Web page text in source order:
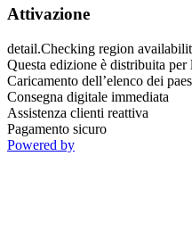
Attivazione
detail.Checking region
Questa edizione è distribuita
Caricamento dell’elenco dei
Consegna digitale immediata
Assistenza clienti reattiva
Pagamento sicuro
Powered by